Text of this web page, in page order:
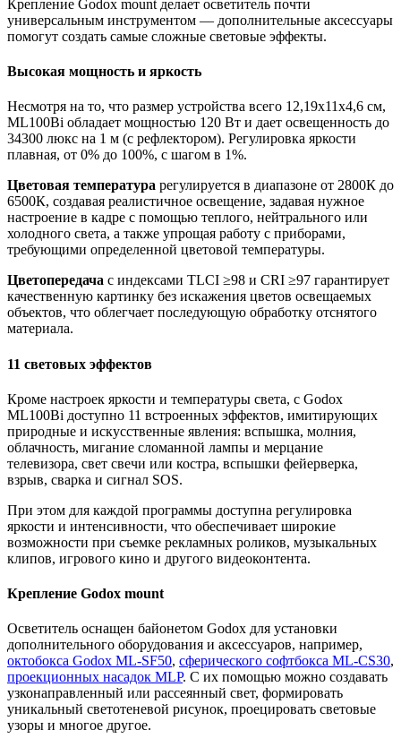
Крепление Godox mount делает осветитель почти
универсальным инструментом — дополнительные аксессуары
помогут создать самые сложные световые эффекты.
Высокая мощность и яркость
Несмотря на то, что размер устройства всего 12,19х11х4,6 см,
ML100Bi обладает мощностью 120 Вт и дает освещенность до
34300 люкс на 1 м (с рефлектором). Регулировка яркости
плавная, от 0% до 100%, с шагом в 1%.
Цветовая температура регулируется в диапазоне от 2800К до
6500К, создавая реалистичное освещение, задавая нужное
настроение в кадре с помощью теплого, нейтрального или
холодного света, а также упрощая работу с приборами,
требующими определенной цветовой температуры.
Цветопередача с индексами TLCI ≥98 и CRI ≥97 гарантирует
качественную картинку без искажения цветов освещаемых
объектов, что облегчает последующую обработку отснятого
материала.
11 световых эффектов
Кроме настроек яркости и температуры света, с Godox
ML100Bi доступно 11 встроенных эффектов, имитирующих
природные и искусственные явления: вспышка, молния,
облачность, мигание сломанной лампы и мерцание
телевизора, свет свечи или костра, вспышки фейерверка,
взрыв, сварка и сигнал SOS.
При этом для каждой программы доступна регулировка
яркости и интенсивности, что обеспечивает широкие
возможности при съемке рекламных роликов, музыкальных
клипов, игрового кино и другого видеоконтента.
Крепление Godox mount
Осветитель оснащен байонетом Godox для установки
дополнительного оборудования и аксессуаров, например,
октобокса Godox ML-SF50, сферического софтбокса ML-CS30,
проекционных насадок MLP. С их помощью можно создавать
узконаправленный или рассеянный свет, формировать
уникальный светотеневой рисунок, проецировать световые
узоры и многое другое.